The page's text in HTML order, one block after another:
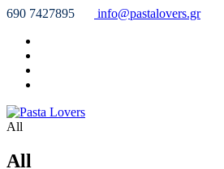
690 7427895 info@pastalovers.gr
All
All